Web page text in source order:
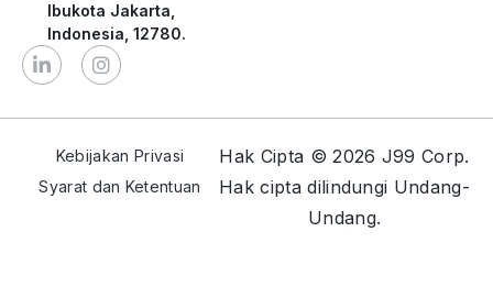
Ibukota Jakarta,
Indonesia, 12780.
Hak Cipta © 2026 J99 Corp.
Hak cipta dilindungi Undang-
Undang.
Kebijakan Privasi
Syarat dan Ketentuan